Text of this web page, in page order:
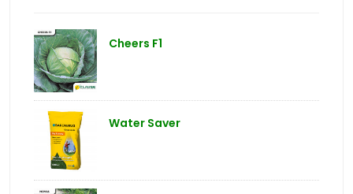
Cheers F1
Water Saver